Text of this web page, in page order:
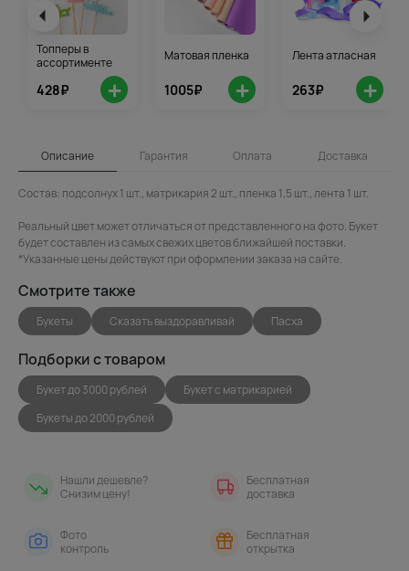
Топперы в
ассортименте
428₽ +
Матовая пленка
1005₽ +
Лента атласная
263₽ +
Описание Гарантия Оплата Доставка
Состав: подсолнух 1 шт., матрикария 2 шт., пленка 1,5 шт., лента 1 шт.
Реальный цвет может отличаться от представленного на фото. Букет
будет составлен из самых свежих цветов ближайшей поставки.
*Указанные цены действуют при оформлении заказа на сайте.
Смотрите также
Букеты Сказать выздоравливай Пасха
Подборки с товаром
Букет до 3000 рублей
Букет с матрикарией
Букеты до 2000 рублей
Нашли дешевле?
Снизим цену!
Бесплатная
доставка
Фото
контроль
Бесплатная
открытка